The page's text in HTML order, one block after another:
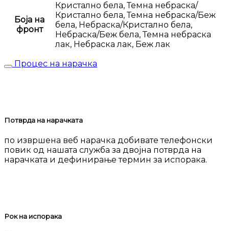
Боја на
фронт
Кристално бела, Темна небраска/
Кристално бела, Темна небраска/Беж
бела, Небраска/Кристално бела,
Небраска/Беж бела, Темна небраска
лак, Небраска лак, Беж лак
Процес на нарачка
Потврда на нарачката
по извршена веб нарачка добивате телефонски
повик од нашата служба за двојна потврда на
нарачката и дефинирање термин за испорака.
Рок на испорака